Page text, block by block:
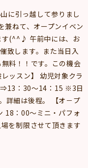
に引っ越して参りまし
兼ねて、オープンイベン
す(^^♪ 午前中には、お
致します。また当日入
料！！です。この機会
ッスン】 幼児対象クラ
：30～14：15 ※3日
詳細は後程。 【オ－プ
18：00～ミニ・パフォ
を制限させて頂きます